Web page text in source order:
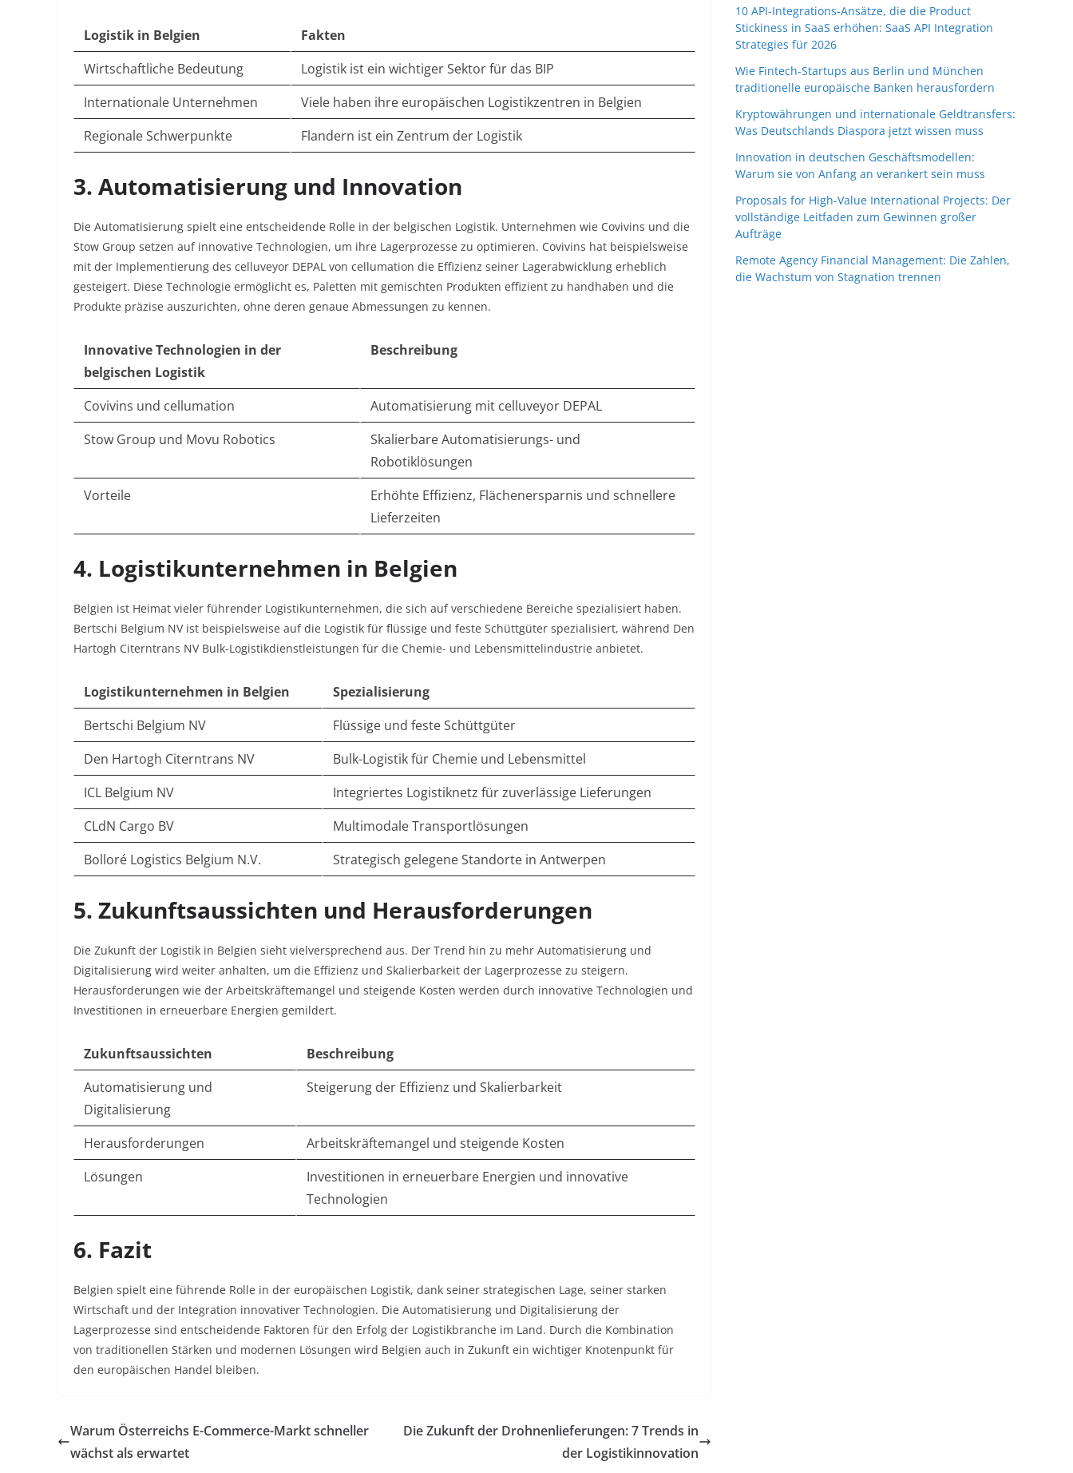
Logistik in Belgien
Fakten
Wirtschaftliche Bedeutung
Logistik ist ein wichtiger Sektor für das BIP
Internationale Unternehmen
Viele haben ihre europäischen Logistikzentren in Belgien
Regionale Schwerpunkte
Flandern ist ein Zentrum der Logistik
3. Automatisierung und Innovation
Die Automatisierung spielt eine entscheidende Rolle in der belgischen Logistik. Unternehmen wie Covivins und die
Stow Group setzen auf innovative Technologien, um ihre Lagerprozesse zu optimieren. Covivins hat beispielsweise
mit der Implementierung des celluveyor DEPAL von cellumation die Effizienz seiner Lagerabwicklung erheblich
gesteigert. Diese Technologie ermöglicht es, Paletten mit gemischten Produkten effizient zu handhaben und die
Produkte präzise auszurichten, ohne deren genaue Abmessungen zu kennen.
Innovative Technologien in der
belgischen Logistik
Beschreibung
Covivins und cellumation
Automatisierung mit celluveyor DEPAL
Stow Group und Movu Robotics
Skalierbare Automatisierungs- und
Robotiklösungen
Vorteile
Erhöhte Effizienz, Flächenersparnis und schnellere
Lieferzeiten
4. Logistikunternehmen in Belgien
Belgien ist Heimat vieler führender Logistikunternehmen, die sich auf verschiedene Bereiche spezialisiert haben.
Bertschi Belgium NV ist beispielsweise auf die Logistik für flüssige und feste Schüttgüter spezialisiert, während Den
Hartogh Citerntrans NV Bulk-Logistikdienstleistungen für die Chemie- und Lebensmittelindustrie anbietet.
Logistikunternehmen in Belgien
Spezialisierung
Bertschi Belgium NV
Flüssige und feste Schüttgüter
Den Hartogh Citerntrans NV
Bulk-Logistik für Chemie und Lebensmittel
ICL Belgium NV
Integriertes Logistiknetz für zuverlässige Lieferungen
CLdN Cargo BV
Multimodale Transportlösungen
Bolloré Logistics Belgium N.V.
Strategisch gelegene Standorte in Antwerpen
5. Zukunftsaussichten und Herausforderungen
Die Zukunft der Logistik in Belgien sieht vielversprechend aus. Der Trend hin zu mehr Automatisierung und
Digitalisierung wird weiter anhalten, um die Effizienz und Skalierbarkeit der Lagerprozesse zu steigern.
Herausforderungen wie der Arbeitskräftemangel und steigende Kosten werden durch innovative Technologien und
Investitionen in erneuerbare Energien gemildert.
Zukunftsaussichten
Beschreibung
Automatisierung und
Digitalisierung
Steigerung der Effizienz und Skalierbarkeit
Herausforderungen
Arbeitskräftemangel und steigende Kosten
Lösungen
Investitionen in erneuerbare Energien und innovative
Technologien
6. Fazit
Belgien spielt eine führende Rolle in der europäischen Logistik, dank seiner strategischen Lage, seiner starken
Wirtschaft und der Integration innovativer Technologien. Die Automatisierung und Digitalisierung der
Lagerprozesse sind entscheidende Faktoren für den Erfolg der Logistikbranche im Land. Durch die Kombination
von traditionellen Stärken und modernen Lösungen wird Belgien auch in Zukunft ein wichtiger Knotenpunkt für
den europäischen Handel bleiben.
Warum Österreichs E-Commerce-Markt schneller
wächst als erwartet
Die Zukunft der Drohnenlieferungen: 7 Trends in
der Logistikinnovation
10 API-Integrations-Ansätze, die die Product
Stickiness in SaaS erhöhen: SaaS API Integration
Strategies für 2026
Wie Fintech-Startups aus Berlin und München
traditionelle europäische Banken herausfordern
Kryptowährungen und internationale Geldtransfers:
Was Deutschlands Diaspora jetzt wissen muss
Innovation in deutschen Geschäftsmodellen:
Warum sie von Anfang an verankert sein muss
Proposals for High-Value International Projects: Der
vollständige Leitfaden zum Gewinnen großer
Aufträge
Remote Agency Financial Management: Die Zahlen,
die Wachstum von Stagnation trennen